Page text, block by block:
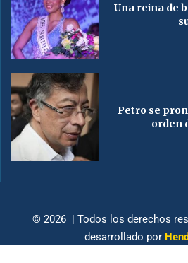
Una reina de
Petro se
orden
© 2026 | Todos los derechos
desarrollado por